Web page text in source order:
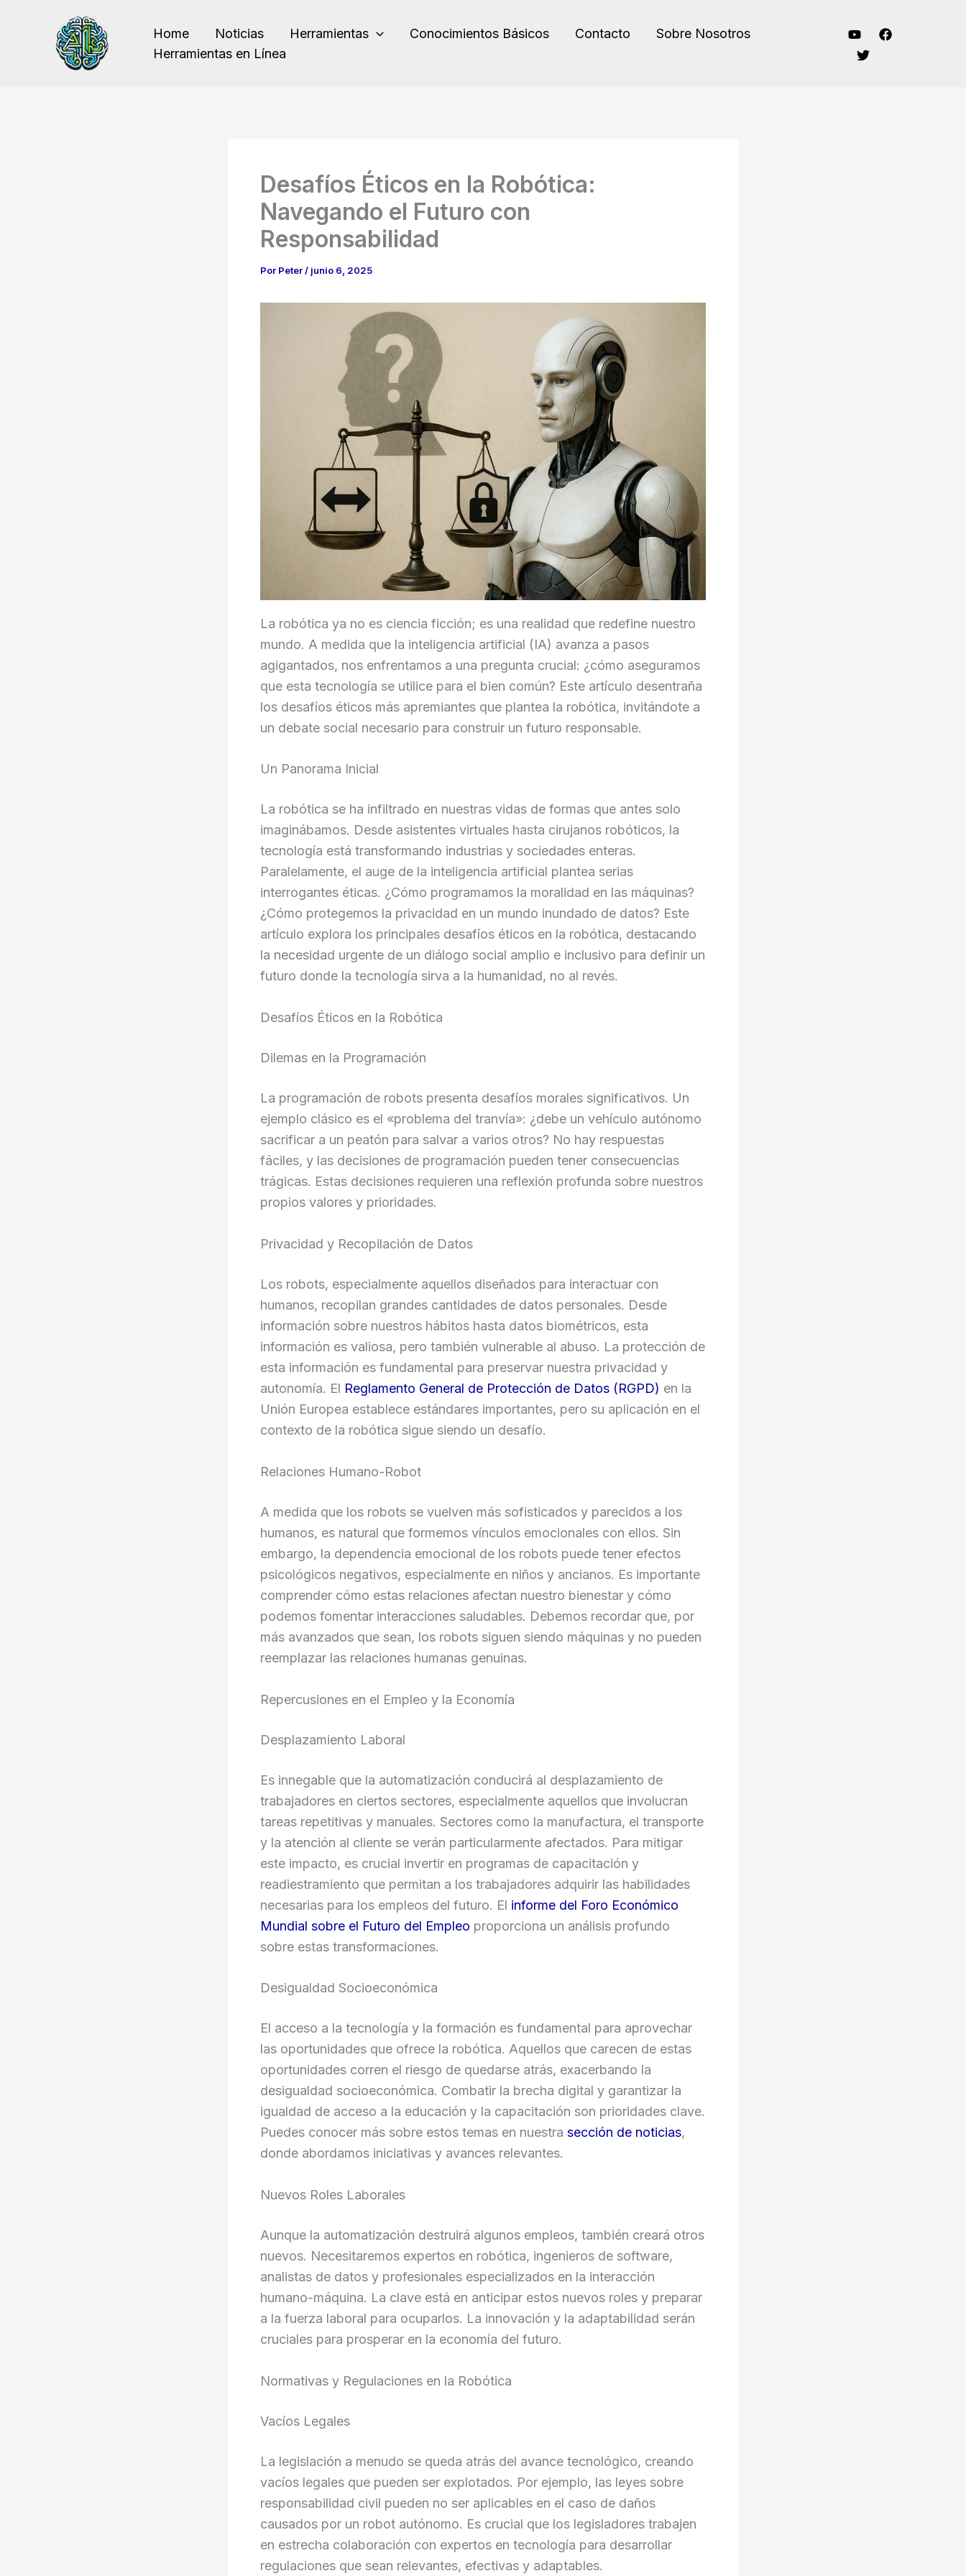
contenido
Home Noticias Herramientas Conocimientos Básicos Contacto
Sobre Nosotros
Herramientas en Línea
Desafíos Éticos en la Robótica:
Navegando el Futuro con
Responsabilidad
Por Peter/ junio 6, 2025
La robótica ya no es ciencia ficción; es una realidad que redefine nuestro
mundo. A medida que la inteligencia artificial (IA) avanza a pasos
agigantados, nos enfrentamos a una pregunta crucial: ¿cómo aseguramos
que esta tecnología se utilice para el bien común? Este artículo desentraña
los desafíos éticos más apremiantes que plantea la robótica, invitándote a
un debate social necesario para construir un futuro responsable.
Un Panorama Inicial
La robótica se ha infiltrado en nuestras vidas de formas que antes solo
imaginábamos. Desde asistentes virtuales hasta cirujanos robóticos, la
tecnología está transformando industrias y sociedades enteras.
Paralelamente, el auge de la inteligencia artificial plantea serias
interrogantes éticas. ¿Cómo programamos la moralidad en las máquinas?
¿Cómo protegemos la privacidad en un mundo inundado de datos? Este
artículo explora los principales desafíos éticos en la robótica, destacando
la necesidad urgente de un diálogo social amplio e inclusivo para definir un
futuro donde la tecnología sirva a la humanidad, no al revés.
Desafíos Éticos en la Robótica
Dilemas en la Programación
La programación de robots presenta desafíos morales significativos. Un
ejemplo clásico es el «problema del tranvía»: ¿debe un vehículo autónomo
sacrificar a un peatón para salvar a varios otros? No hay respuestas
fáciles, y las decisiones de programación pueden tener consecuencias
trágicas. Estas decisiones requieren una reflexión profunda sobre nuestros
propios valores y prioridades.
Privacidad y Recopilación de Datos
Los robots, especialmente aquellos diseñados para interactuar con
humanos, recopilan grandes cantidades de datos personales. Desde
información sobre nuestros hábitos hasta datos biométricos, esta
información es valiosa, pero también vulnerable al abuso. La protección de
esta información es fundamental para preservar nuestra privacidad y
autonomía. El Reglamento General de Protección de Datos (RGPD) en la
Unión Europea establece estándares importantes, pero su aplicación en el
contexto de la robótica sigue siendo un desafío.
Relaciones Humano-Robot
A medida que los robots se vuelven más sofisticados y parecidos a los
humanos, es natural que formemos vínculos emocionales con ellos. Sin
embargo, la dependencia emocional de los robots puede tener efectos
psicológicos negativos, especialmente en niños y ancianos. Es importante
comprender cómo estas relaciones afectan nuestro bienestar y cómo
podemos fomentar interacciones saludables. Debemos recordar que, por
más avanzados que sean, los robots siguen siendo máquinas y no pueden
reemplazar las relaciones humanas genuinas.
Repercusiones en el Empleo y la Economía
Desplazamiento Laboral
Es innegable que la automatización conducirá al desplazamiento de
trabajadores en ciertos sectores, especialmente aquellos que involucran
tareas repetitivas y manuales. Sectores como la manufactura, el transporte
y la atención al cliente se verán particularmente afectados. Para mitigar
este impacto, es crucial invertir en programas de capacitación y
readiestramiento que permitan a los trabajadores adquirir las habilidades
necesarias para los empleos del futuro. El informe del Foro Económico
Mundial sobre el Futuro del Empleo proporciona un análisis profundo
sobre estas transformaciones.
Desigualdad Socioeconómica
El acceso a la tecnología y la formación es fundamental para aprovechar
las oportunidades que ofrece la robótica. Aquellos que carecen de estas
oportunidades corren el riesgo de quedarse atrás, exacerbando la
desigualdad socioeconómica. Combatir la brecha digital y garantizar la
igualdad de acceso a la educación y la capacitación son prioridades clave.
Puedes conocer más sobre estos temas en nuestra sección de noticias,
donde abordamos iniciativas y avances relevantes.
Nuevos Roles Laborales
Aunque la automatización destruirá algunos empleos, también creará otros
nuevos. Necesitaremos expertos en robótica, ingenieros de software,
analistas de datos y profesionales especializados en la interacción
humano-máquina. La clave está en anticipar estos nuevos roles y preparar
a la fuerza laboral para ocuparlos. La innovación y la adaptabilidad serán
cruciales para prosperar en la economía del futuro.
Normativas y Regulaciones en la Robótica
Vacíos Legales
La legislación a menudo se queda atrás del avance tecnológico, creando
vacíos legales que pueden ser explotados. Por ejemplo, las leyes sobre
responsabilidad civil pueden no ser aplicables en el caso de daños
causados por un robot autónomo. Es crucial que los legisladores trabajen
en estrecha colaboración con expertos en tecnología para desarrollar
regulaciones que sean relevantes, efectivas y adaptables.